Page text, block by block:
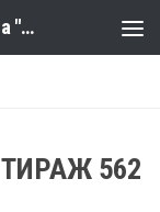
Онлайн проверка лотерейного билета "Столото" по номеру тиража
562